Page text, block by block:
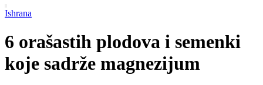
Ishrana
6 orašastih plodova i semenki
koje sadrže magnezijum